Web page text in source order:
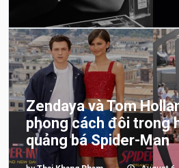
Zendaya và Tom
phong cách đôi trong
quảng bá Spider-Man